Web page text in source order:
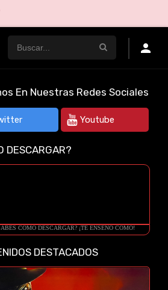
En Nuestras Redes Sociales
Youtube
DESCARGAR?
COMO DESCARGAR? ¡TE ENSEÑO COMO!
DESTACADOS